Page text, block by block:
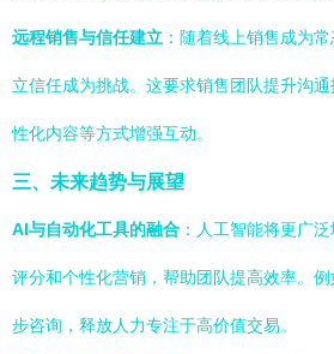
远程销售与信任建立 ：随着线上销售成为
立信任成为挑战。这要求销售团队提升沟
性化内容等方式增强互动。
三、未来趋势与展望
AI与自动化工具的融合 ：人工智能将更广
评分和个性化营销，帮助团队提高效率。
步咨询，释放人力专注于高价值交易。